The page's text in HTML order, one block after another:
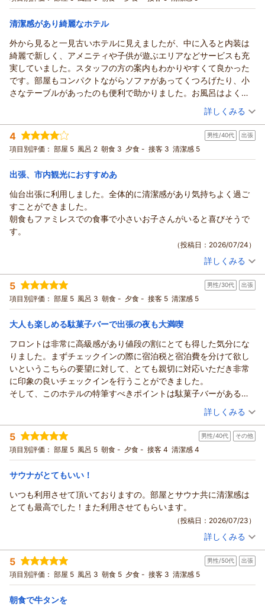
支配人
います。
次回お越しの際も変わらぬ心地よさと温かいおもてなしでお迎
来月のお越しを、スタッフ一同心よりお待ち申し上げておりま
す。
フロント 岡崎
支配人
（返信日：2026/07/26）
ッフェ朝食付きプラン♪～フリードリンク付き
ツイン 朝のみ
宿泊価格帯： 16,001～17,000円(大人一人あたり/税込)
リッチモンドホテル仙台からの返信
この度はリッチモンドホテル仙台にご宿泊いただき誠にありが
とうございます。
また、ご多用のなか温かいお褒めの言葉を数多くお寄せいただ
きましたこと、重ねてお礼申し上げます。
他のお客様の口コミをきっかけに当館をお選びいただいたとの
こと、そのご期待にしっかりとお応えでき、「大人も子供も大
満足」とのお声をいただけたことは、私どもにとって最大の誉
れでございます。
お部屋の清潔感や快適性、備品につきましてご満足いただき、
ラウンジでのドリンクやアイス、駄菓子のサービス、キッズス
ご様子を伺い、安心いたしました。
お客様の温かいお言葉を励みに、これからも皆様に安心してお
選びいただけるホテルであり続けられるよう努めてまいりま
す。
またご家族皆様にお会いできる日を、心よりお待ち申し上げて
支配人
（返信日：2026/07/26）
清潔感があり綺麗なホテル
外から見ると一見古いホテルに見えましたが、中に入ると内装は
綺麗で新しく、アメニティや子供が遊ぶエリアなどサービスも充
実していました。スタッフの方の案内もわかりやすくて良かった
です。部屋もコンパクトながらソファがあってくつろげたり、小
さなテーブルがあったのも便利で助かりました。お風呂はよくあ
るユニットバスだったので、顔を洗う時に洗面所の受け口？が小
さくて周りが濡れてしまうかなくらいで特に大きな問題もなかっ
たです。ホテルに宿泊する際は清潔感を何よりも重視しているの
で、その点大変満足でした。
（投稿日：2026/07/24）
宿泊時期： 2026年07月宿泊 (恋人旅行)
投稿者： mmmさん
宿泊プラン： 【食事なし】素泊まりシンプルステイ～フリードリンク付き～
ダブル 食事なし
宿泊価格帯： 5,001～6,000円(大人一人あたり/税込)
リッチモンドホテル仙台からの返信
この度は私どものホテルをご利用いただき、誠にありがとうご
ざいました。
また、お忙しい中ご感想をお寄せいただき、重ねて御礼申し上
外観の印象に対し、一歩足を踏み入れた際の館内の雰囲気やお
部屋の清潔感につきまして「大変満足」とのお言葉を頂戴し、
私どもも大変嬉しく拝読いたしました。
当ホテルでは建物自体の年数に関わらず、お客様にいつでも新
鮮で気持ちよくお過ごしいただけるよう、館内のリニューアル
や毎日の清掃・メンテナンスには特に力を入れております。
ただけたことは、清掃スタッフをはじめ館内維持に努めるスタ
ッフにとって大きな励みとなります。
また、スタッフの案内やお部屋のソファ・テーブルの利便性、
キッズスペースやアメニティといったサービス面につきまして
もお褒めいただき大変光栄に存じます。
コンパクトなお部屋の中でも、お仕事や寛ぎの時間を快適にお
一方で、ユニットバスの洗面ボウルのサイズにつきまして、お
顔を洗う際などにご不便をおかけし、誠に申し訳ございません
でした。
大きな問題ではなかったと寛大なお言葉を添えていただきまし
るような備品の工夫や改善を今後の検討課題として真摯に受け
止めてまいります。
これからも、いつでも清潔で居心地の良い空間と行き届いたサ
ービスをご提供できるよう、スタッフ一同精進してまいりま
また仙台へお越しの際には、ぜひ私どものホテルへお帰りくだ
さい。
お客様のまたのお越しを、心よりお待ち申し上げております。
フロント 佐々木
詳しくみる
4 男性/40代 出張
項目別評価： 部屋 5 風呂 2 朝食 3 夕食 - 接客 3 清潔感 5
出張、市内観光におすすめあ
仙台出張に利用しました。全体的に清潔感があり気持ちよく過ご
すことができました。
朝食もファミレスでの食事で小さいお子さんがいると喜びそうで
す。
（投稿日：2026/07/24）
投稿者： ＥＩさん(男性/40代)
宿泊プラン： 【朝食付き】ロイヤルホストビュッフェ朝食付きプラン♪～フ
リードリンク付き
シングル 朝のみ
宿泊価格帯： 10,001～11,000円(大人一人あたり/税込)
この度は仙台出張の際に私どものホテルをご利用いただき、誠
にありがとうございました。
また、お忙しい中ご感想をお寄せいただき、心より感謝申し上
げます。
館内全体の清潔感につきまして「気持ちよく過ごすことができ
た」とお褒めいただき、大変嬉しく拝読いたしました。
お仕事でお疲れの体を少しでも癒やしていただけるよう、日々
の清掃と環境づくりには特に力を入れておりますので、その点
をご評価いただけたことはスタッフにとって大きな励みとなり
ます。
併設しておりますレストランでのご朝食についても温かいコメ
仰る通り、お子様連れのご家族様にも人気のメニューが揃って
おりますが、ビジネスでお越しのお客様にとっても、一日の活
力をチャージしていただけるようなラインナップをご用意して
次回また仙台へ出張でお越しの際や、もしご家族でのご旅行の
機会などがございましたら、ぜひ私どものホテルをご利用いた
だけますと幸いです。
お客様のまたのお越しを、スタッフ一同心よりお待ち申し上げ
ております。
詳しくみる
5 男性/30代 出張
項目別評価： 部屋 5 風呂 3 朝食 - 夕食 - 接客 5 清潔感 5
大人も楽しめる駄菓子バーで出張の夜も大満喫
フロントは非常に高級感があり値段の割にとても得した気分にな
りました。まずチェックインの際に宿泊税と宿泊費を分けて欲し
いというこちらの要望に対して、とても親切に対応いただき非常
に印象の良いチェックインを行うことができました。
そして、このホテルの特筆すべきポイントは駄菓子バーがあるこ
と！駄菓子も種類が多く、またセンスの良いラインナップのた
懐かしい気持ちになりながら、清潔感のある部屋でのんびり駄菓
子を食べるという、今まで経験したことがない夜を過ごすことが
できました！
（投稿日：2026/07/23）
宿泊時期： 2026年05月宿泊 (出張)
投稿者： しょーごさん
宿泊プラン： 【食事なし】素泊まりシンプルステイ～フリードリンク付き～
シングル 食事なし
宿泊価格帯： 8,001～9,000円(大人一人あたり/税込)
リッチモンドホテル仙台からの返信
この度は私どものホテルをご利用いただき、誠にありがとうご
また、お忙しい中大変嬉しいご感想をお寄せいただき、重ねて
御礼申し上げます。
フロントの雰囲気やお得感についてお褒めいただき光栄に存じ
ます。
また、チェックイン時の会計に関するご要望につきましても、
お客様にご満足いただけるスムーズな対応ができましたこと、
詳しくみる
5 男性/40代 その他
項目別評価： 部屋 5 風呂 5 朝食 - 夕食 - 接客 4 清潔感 4
サウナがとてもいい！
いつも利用させて頂いておりますの。部屋とサウナ共に清潔感は
とても最高でした！また利用させてもらいます。
（投稿日：2026/07/23）
投稿者： ゆーたさん(男性/40代)
宿泊プラン： 【食事なし】プライベートSaunaで～ととのい～プラン ～フ
リードリンク付き～
ツイン 食事なし
宿泊価格帯： 30,001円以上(大人一人あたり/税込)
詳しくみる
5 男性/50代 出張
項目別評価： 部屋 5 風呂 3 朝食 5 夕食 - 接客 3 清潔感 5
朝食で牛タンを